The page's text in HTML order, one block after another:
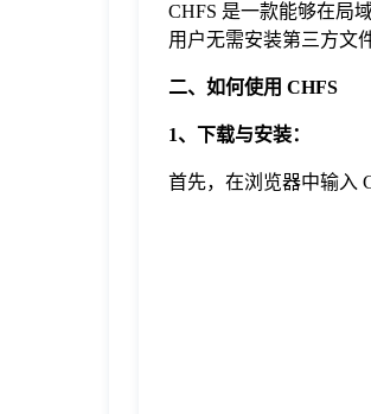
CHFS 是一款能够在局
用户无需安装第三方文
二、如何使用 CHFS
1、下载与安装：
首先，在浏览器中输入